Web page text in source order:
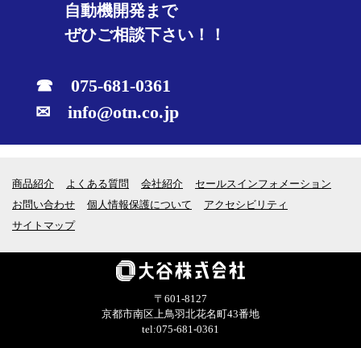
自動機開発まで
ぜひご相談下さい！！
☎ 075-681-0361
✉ info@otn.co.jp
商品紹介 よくある質問 会社紹介
セールスインフォメーション
お問い合わせ
個人情報保護について
アクセシビリティ
サイトマップ
〒601-8127
京都市南区上鳥羽北花名町43番地
tel:075-681-0361